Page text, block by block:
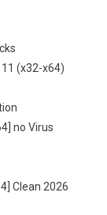
(x32-x64)
no Virus
Clean 2026